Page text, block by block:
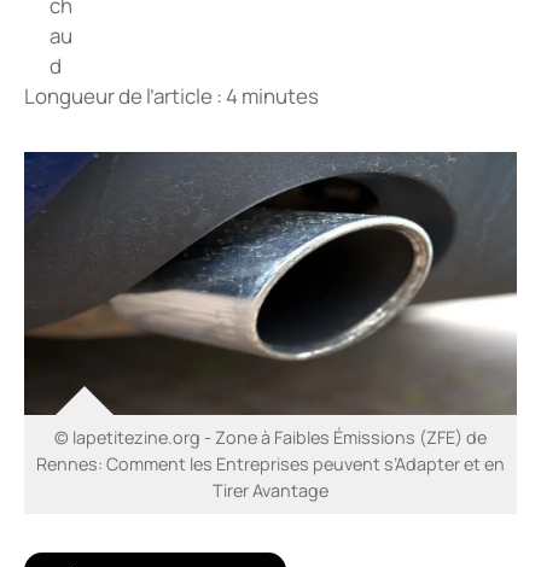
Longueur de l’article : 4 minutes
© lapetitezine.org - Zone à Faibles Émissions (ZFE) de
Rennes: Comment les Entreprises peuvent s’Adapter et en
Tirer Avantage